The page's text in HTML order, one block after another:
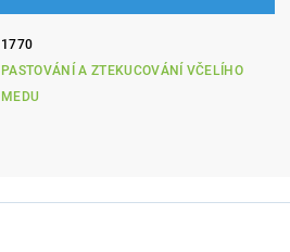
1770
PASTOVÁNÍ A ZTEKUCOVÁNÍ VČELÍHO
MEDU